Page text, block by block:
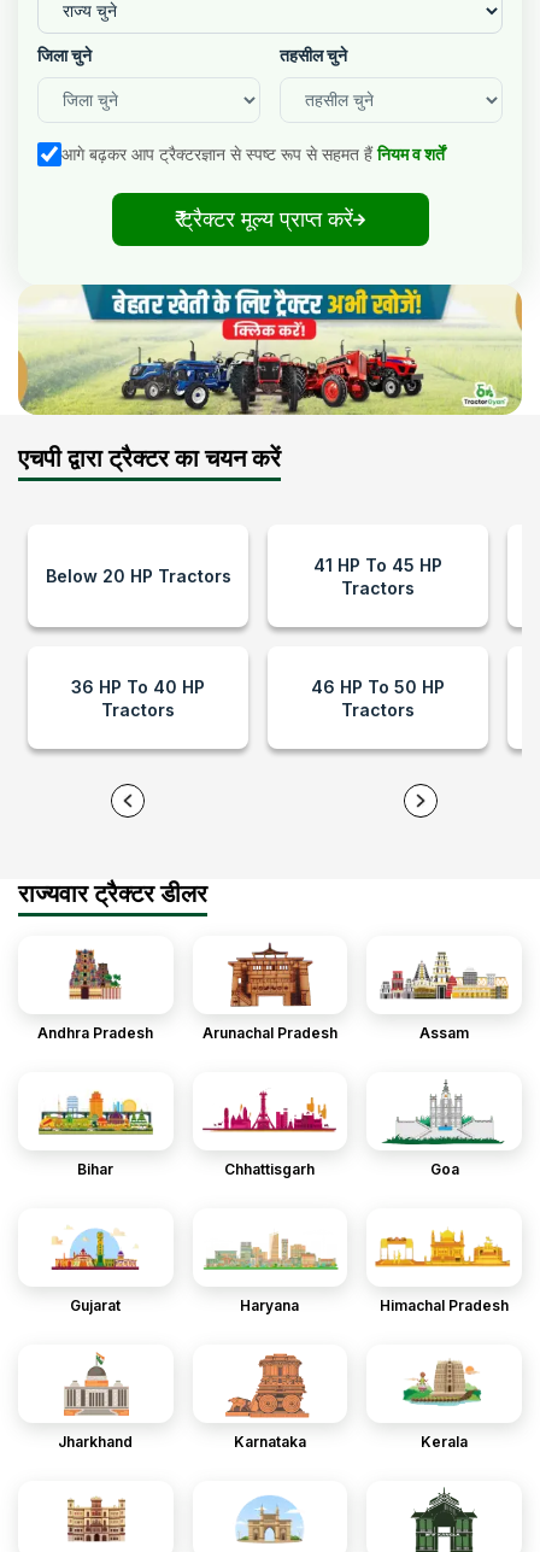
जिला चुने तहसील चुने
आगे बढ़कर आप ट्रैक्टरज्ञान से स्पष्ट रूप से सहमत हैं नियम व शर्तें
₹ ट्रैक्टर मूल्य प्राप्त करें
एचपी द्वारा ट्रैक्टर का चयन करें
Below 20 HP Tractors
36 HP To 40 HP
Tractors
41 HP To 45 HP
Tractors
46 HP To 50 HP
Tractors
राज्यवार ट्रैक्टर डीलर
Andhra Pradesh Arunachal Pradesh Assam
Bihar Chhattisgarh Goa
Gujarat Haryana Himachal Pradesh
Jharkhand Karnataka Kerala